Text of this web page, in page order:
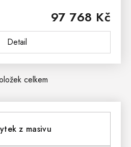
97 768 Kč
Detail
postele ACC 01...
O
V
L
celkem
z masivu